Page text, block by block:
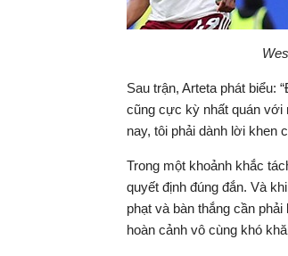
Sau trận, Arteta phát biểu:
cũng cực kỳ nhất quán với
nay, tôi phải dành lời khen
Trong một khoảnh khắc
quyết định đúng đắn. Và
phạt và bàn thắng cần
hoàn cảnh vô cùng khó